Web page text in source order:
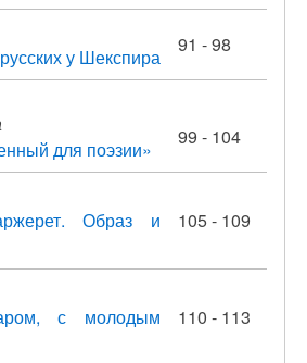
у Шекспира
91 - 98
для поэзии»
99 - 104
Образ и
105 - 109
с молодым
110 - 113